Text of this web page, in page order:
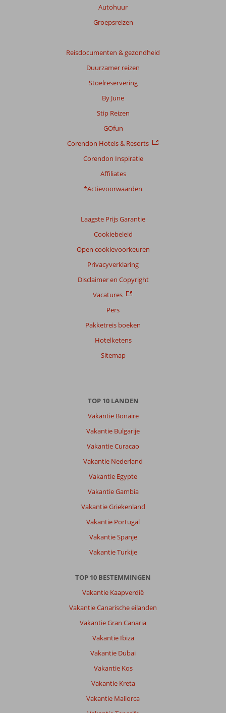
Autohuur
Groepsreizen
Reisdocumenten & gezondheid
Duurzamer reizen
Stoelreservering
By June
Stip Reizen
GOfun
Corendon Hotels & Resorts
Corendon Inspiratie
Affiliates
*Actievoorwaarden
Laagste Prijs Garantie
Cookiebeleid
Open cookievoorkeuren
Privacyverklaring
Disclaimer en Copyright
Vacatures
Pers
Pakketreis boeken
Hotelketens
Sitemap
TOP 10 LANDEN
Vakantie Bonaire
Vakantie Bulgarije
Vakantie Curacao
Vakantie Nederland
Vakantie Egypte
Vakantie Gambia
Vakantie Griekenland
Vakantie Portugal
Vakantie Spanje
Vakantie Turkije
TOP 10 BESTEMMINGEN
Vakantie Kaapverdië
Vakantie Canarische eilanden
Vakantie Gran Canaria
Vakantie Ibiza
Vakantie Dubai
Vakantie Kos
Vakantie Kreta
Vakantie Mallorca